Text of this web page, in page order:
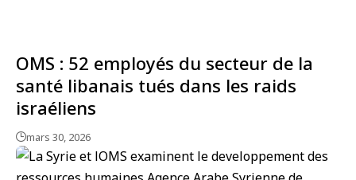
OMS : 52 employés du secteur de la
santé libanais tués dans les raids
israéliens
mars 30, 2026